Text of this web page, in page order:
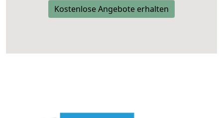
Kostenlose Angebote erhalten